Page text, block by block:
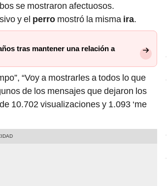
se mostraron afectuosos.
y el perro mostró la misma ira.
tras mantener una relación a
“Voy a mostrarles a todos lo que
de los mensajes que dejaron los
10.702 visualizaciones y 1.093 ‘me